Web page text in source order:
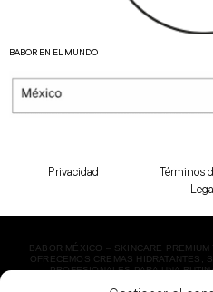
BABOR EN EL MUNDO
Privacidad
Términos
BABOR MÉXICO – SKINCARE PREMIUM
OFRECEMOS CREMAS HIDRATANTES,
PROFESIONALES PARA UNA